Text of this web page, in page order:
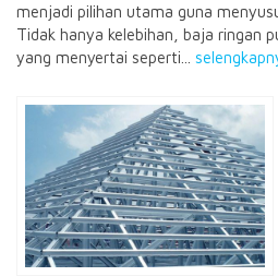
menjadi pilihan utama guna
Tidak hanya kelebihan, baja ringan
yang menyertai seperti...